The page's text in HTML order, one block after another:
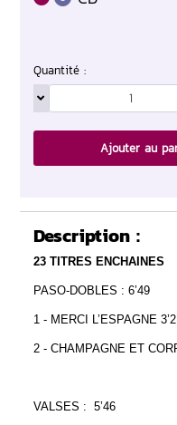
Quantité :
Ajouter au
Description :
23 TITRES ENCHAINES
PASO-DOBLES : 6’49
1 - MERCI L’ESPAGNE
2 - CHAMPAGNE ET
VALSES : 5’46